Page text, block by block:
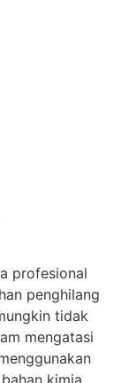
profesional
penghilang
tidak
mengatasi
kimia